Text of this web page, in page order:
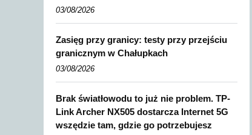
03/08/2026
Zasięg przy granicy: testy przy przejściu
granicznym w Chałupkach
03/08/2026
Brak światłowodu to już nie problem. TP-
Link Archer NX505 dostarcza Internet 5G
wszędzie tam, gdzie go potrzebujesz